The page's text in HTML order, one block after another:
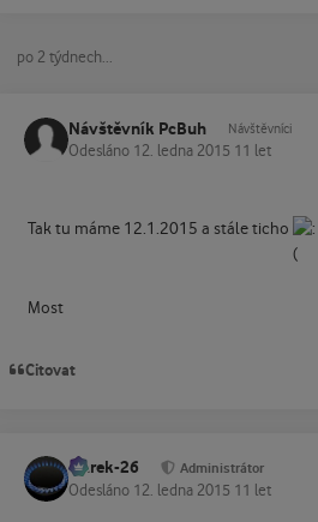
po 2 týdnech...
Návštěvník PcBuh Návštěvníci
Odesláno 12. ledna 2015 11 let
Tak tu máme 12.1.2015 a stále ticho
Most
Citovat
Marek-26 Administrátor
Odesláno 12. ledna 2015 11 let